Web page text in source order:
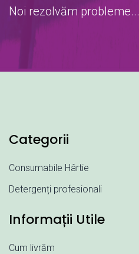
Noi rezolvăm probleme...
Categorii
Consumabile Hârtie
Detergenți profesionali
Informații Utile
Cum livrăm